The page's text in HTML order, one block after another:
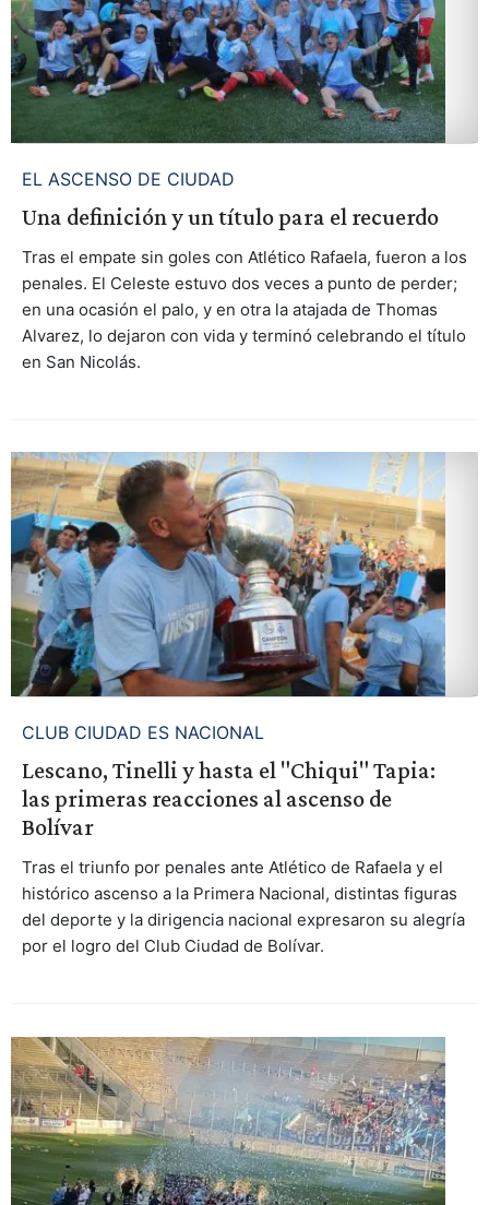
EL ASCENSO DE CIUDAD
Una definición y un título para el recuerdo
Tras el empate sin goles con Atlético Rafaela, fueron a los
penales. El Celeste estuvo dos veces a punto de perder;
en una ocasión el palo, y en otra la atajada de Thomas
Alvarez, lo dejaron con vida y terminó celebrando el título
en San Nicolás.
CLUB CIUDAD ES NACIONAL
Lescano, Tinelli y hasta el "Chiqui" Tapia:
las primeras reacciones al ascenso de
Bolívar
Tras el triunfo por penales ante Atlético de Rafaela y el
histórico ascenso a la Primera Nacional, distintas figuras
del deporte y la dirigencia nacional expresaron su alegría
por el logro del Club Ciudad de Bolívar.